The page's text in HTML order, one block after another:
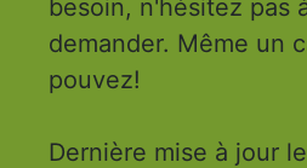
besoin, n'hésitez pas
demander. Même un
pouvez!
Dernière mise à jour le